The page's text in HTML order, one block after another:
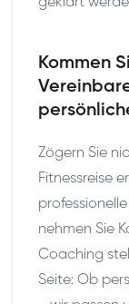
Kommen
Zögern Sie
Fitnessreise
nehmen Sie
Coaching
Seite: Ob